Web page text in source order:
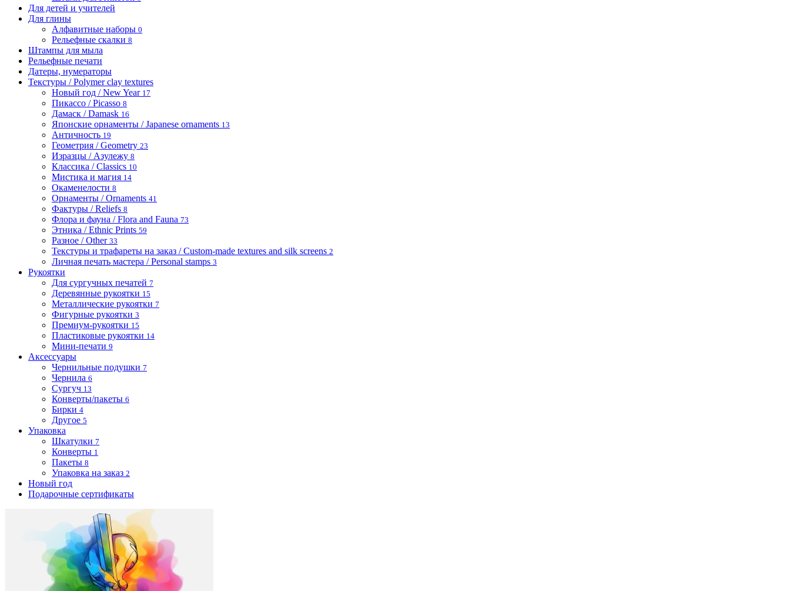
Для детей и учителей
Для глины
Алфавитные наборы 0
Рельефные скалки 8
Штампы для мыла
Рельефные печати
Датеры, нумераторы
Текстуры / Polymer clay textures
Новый год / New Year 17
Пикассо / Picasso 8
Дамаск / Damask 16
Японские орнаменты / Japanese ornaments 13
Античность 19
Геометрия / Geometry 23
Изразцы / Азулежу 8
Классика / Classics 10
Мистика и магия 14
Окаменелости 8
Орнаменты / Ornaments 41
Фактуры / Reliefs 8
Флора и фауна / Flora and Fauna 73
Этника / Ethnic Prints 59
Разное / Other 33
Текстуры и трафареты на заказ / Custom-made textures and silk screens 2
Личная печать мастера / Personal stamps 3
Рукоятки
Для сургучных печатей 7
Деревянные рукоятки 15
Металлические рукоятки 7
Фигурные рукоятки 3
Премиум-рукоятки 15
Пластиковые рукоятки 14
Мини-печати 9
Аксессуары
Чернильные подушки 7
Чернила 6
Сургуч 13
Конверты/пакеты 6
Бирки 4
Другое 5
Упаковка
Шкатулки 7
Конверты 1
Пакеты 8
Упаковка на заказ 2
Новый год
Подарочные сертификаты